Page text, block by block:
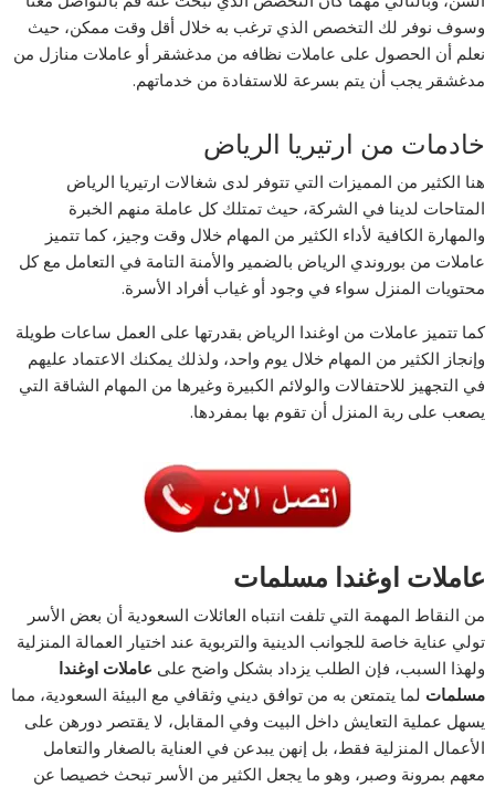
وسوف نوفر لك التخصص الذي ترغب به خلال أقل وقت ممكن، حيث
نعلم أن الحصول على عاملات نظافه من مدغشقر أو عاملات منازل من
مدغشقر يجب أن يتم بسرعة للاستفادة من خدماتهم.
خادمات من ارتيريا الرياض
هنا الكثير من المميزات التي تتوفر لدى شغالات ارتيريا الرياض
المتاحات لدينا في الشركة، حيث تمتلك كل عاملة منهم الخبرة
والمهارة الكافية لأداء الكثير من المهام خلال وقت وجيز، كما تتميز
عاملات من بوروندي الرياض بالضمير والأمنة التامة في التعامل مع كل
محتويات المنزل سواء في وجود أو غياب أفراد الأسرة.
كما تتميز عاملات من اوغندا الرياض بقدرتها على العمل ساعات طويلة
وإنجاز الكثير من المهام خلال يوم واحد، ولذلك يمكنك الاعتماد عليهم
في التجهيز للاحتفالات والولائم الكبيرة وغيرها من المهام الشاقة التي
يصعب على ربة المنزل أن تقوم بها بمفردها.
عاملات اوغندا مسلمات
من النقاط المهمة التي تلفت انتباه العائلات السعودية أن بعض الأسر
تولي عناية خاصة للجوانب الدينية والتربوية عند اختيار العمالة المنزلية
ولهذا السبب، فإن الطلب يزداد بشكل واضح على عاملات اوغندا
مسلمات لما يتمتعن به من توافق ديني وثقافي مع البيئة السعودية، مما
يسهل عملية التعايش داخل البيت وفي المقابل، لا يقتصر دورهن على
الأعمال المنزلية فقط، بل إنهن يبدعن في العناية بالصغار والتعامل
معهم بمرونة وصبر، وهو ما يجعل الكثير من الأسر تبحث خصيصا عن